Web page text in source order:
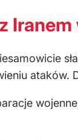
Iranem